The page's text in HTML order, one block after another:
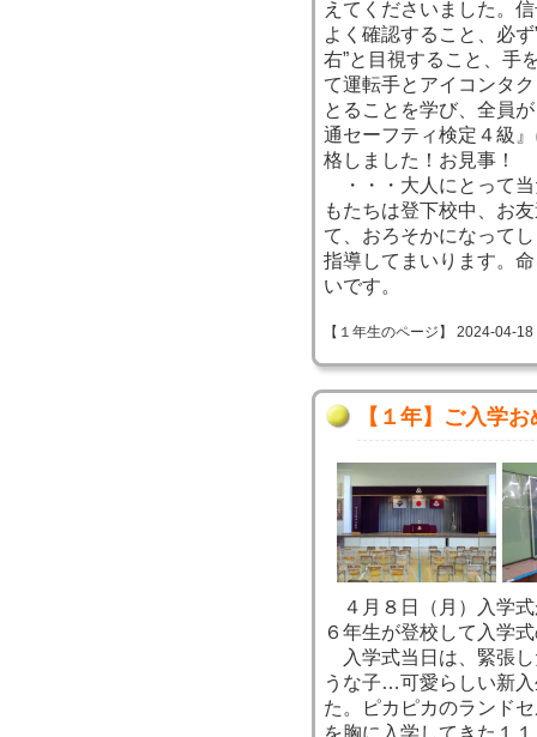
えてくださいました。
よく確認すること、必ず
右”と目視すること、手
て運転手とアイコンタ
とることを学び、全員
通セーフティ検定４級
格しました！お見事！
・・・大人にとって当
もたちは登下校中、お
て、おろそかになって
指導してまいります。
いです。
【１年生のページ】 2024-04-
【１年】ご入学
４月８日（月）入学式
６年生が登校して入学
入学式当日は、緊張し
うな子…可愛らしい新
た。ピカピカのランド
を胸に入学してきた１